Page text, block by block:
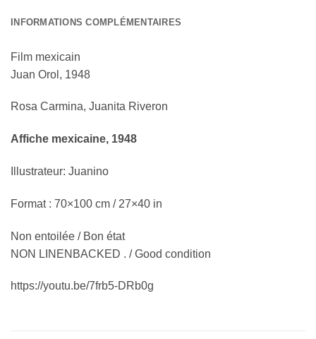
INFORMATIONS COMPLÉMENTAIRES
Film mexicain
Juan Orol, 1948
Rosa Carmina, Juanita Riveron
Affiche mexicaine, 1948
Illustrateur: Juanino
Format : 70×100 cm / 27×40 in
Non entoilée / Bon état
NON LINENBACKED . / Good condition
https://youtu.be/7frb5-DRb0g